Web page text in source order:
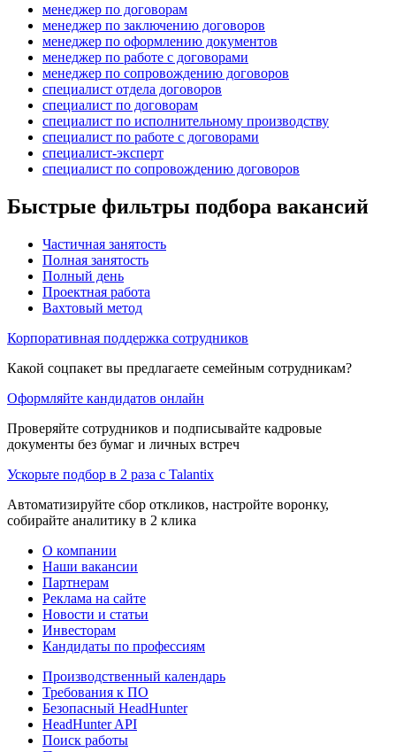
менеджер по договорам
менеджер по заключению договоров
менеджер по оформлению документов
менеджер по работе с договорами
менеджер по сопровождению договоров
специалист отдела договоров
специалист по договорам
специалист по исполнительному производству
специалист по работе с договорами
специалист-эксперт
специалист по сопровождению договоров
Быстрые фильтры подбора вакансий
Частичная занятость
Полная занятость
Полный день
Проектная работа
Вахтовый метод
Корпоративная поддержка сотрудников
Какой соцпакет вы предлагаете семейным сотрудникам?
Оформляйте кандидатов онлайн
Проверяйте сотрудников и подписывайте кадровые
документы без бумаг и личных встреч
Ускорьте подбор в 2 раза с Talantix
Автоматизируйте сбор откликов, настройте воронку,
собирайте аналитику в 2 клика
О компании
Наши вакансии
Партнерам
Реклама на сайте
Новости и статьи
Инвесторам
Кандидаты по профессиям
Производственный календарь
Требования к ПО
Безопасный HeadHunter
HeadHunter API
Поиск работы